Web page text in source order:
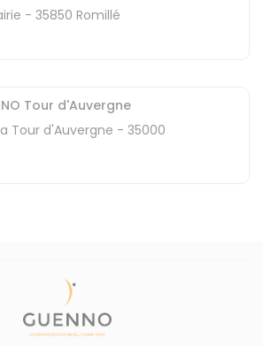
- 35850 Romillé
Tour d'Auvergne
Tour d'Auvergne - 35000